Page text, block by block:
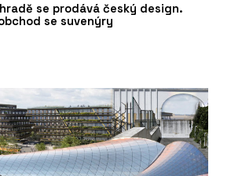
se prodává český design.
se suvenýry